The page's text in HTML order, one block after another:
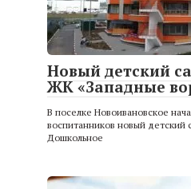
Новый детский
ЖК «Западные
В поселке Новоивановское
воспитанников новый детский
Дошкольное